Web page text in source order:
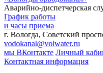
Аварийно-диспетчерская
График работы
и часы приема
г. Вологда, Советский
vodokanal@volwater.ru
мы ВКонтакте Личный
Контактная информация